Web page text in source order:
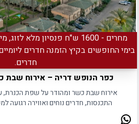
חדרים.
כפר הנופש דריה – אירוח שבת
אירוח שבת כשר ומהודר על שפת הכנרת,
התכנסות, חדרים נוחים ואווירה רגועה